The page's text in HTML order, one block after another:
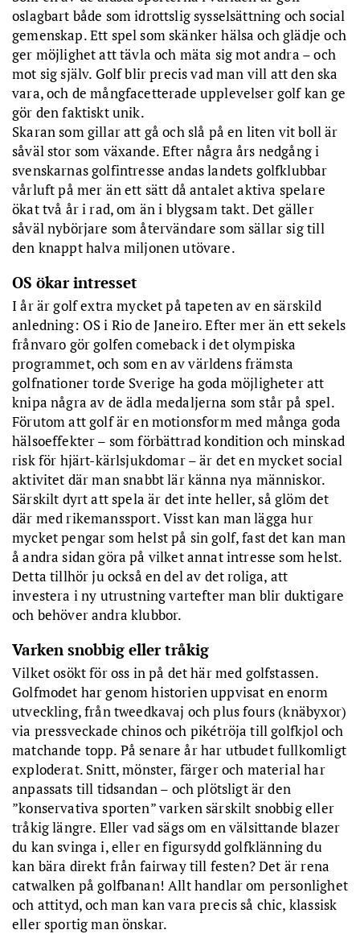
oslagbart både som idrottslig sysselsättning och social
gemenskap. Ett spel som skänker hälsa och glädje och
ger möjlighet att tävla och mäta sig mot andra – och
mot sig själv. Golf blir precis vad man vill att den ska
vara, och de mångfacetterade upplevelser golf kan ge
gör den faktiskt unik.
Skaran som gillar att gå och slå på en liten vit boll är
såväl stor som växande. Efter några års nedgång i
svenskarnas golfintresse andas landets golfklubbar
vårluft på mer än ett sätt då antalet aktiva spelare
ökat två år i rad, om än i blygsam takt. Det gäller
såväl nybörjare som återvändare som sällar sig till
den knappt halva miljonen utövare.
OS ökar intresset
I år är golf extra mycket på tapeten av en särskild
anledning: OS i Rio de Janeiro. Efter mer än ett sekels
frånvaro gör golfen comeback i det olympiska
programmet, och som en av världens främsta
golfnationer torde Sverige ha goda möjligheter att
knipa några av de ädla medaljerna som står på spel.
Förutom att golf är en motionsform med många goda
hälsoeffekter – som förbättrad kondition och minskad
risk för hjärt-kärlsjukdomar – är det en mycket social
aktivitet där man snabbt lär känna nya människor.
Särskilt dyrt att spela är det inte heller, så glöm det
där med rikemanssport. Visst kan man lägga hur
mycket pengar som helst på sin golf, fast det kan man
å andra sidan göra på vilket annat intresse som helst.
Detta tillhör ju också en del av det roliga, att
investera i ny utrustning vartefter man blir duktigare
och behöver andra klubbor.
Varken snobbig eller tråkig
Vilket osökt för oss in på det här med golfstassen.
Golfmodet har genom historien uppvisat en enorm
utveckling, från tweedkavaj och plus fours (knäbyxor)
via pressveckade chinos och pikétröja till golfkjol och
matchande topp. På senare år har utbudet fullkomligt
exploderat. Snitt, mönster, färger och material har
anpassats till tidsandan – och plötsligt är den
”konservativa sporten” varken särskilt snobbig eller
tråkig längre. Eller vad sägs om en välsittande blazer
du kan svinga i, eller en figursydd golfklänning du
kan bära direkt från fairway till festen? Det är rena
catwalken på golfbanan! Allt handlar om personlighet
och attityd, och man kan vara precis så chic, klassisk
eller sportig man önskar.